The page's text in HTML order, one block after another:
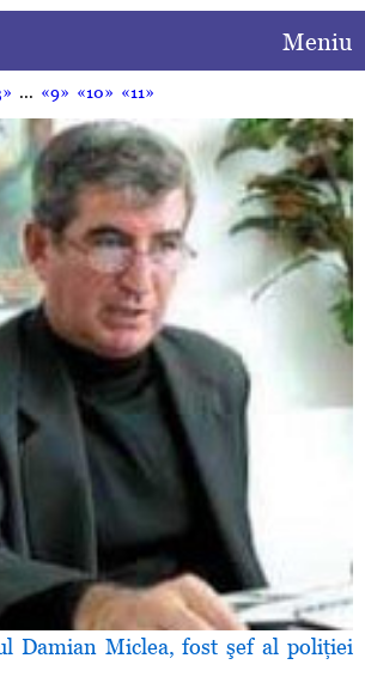
Meniu
... «9» «10» «11»
Damian Miclea, fost şef al poliţiei